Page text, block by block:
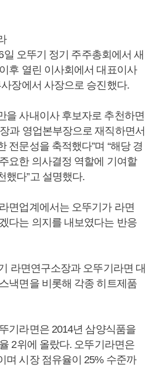
일 오뚜기 정기 주주총회에서 새
후 열린 이사회에서 대표이사
장에서 사장으로 승진했다.
을 사내이사 후보자로 추천하면
과 영업본부장으로 재직하면서
전문성을 축적했다”며 “해당 경
요한 의사결정 역할에 기여할
했다”고 설명했다.
면업계에서는 오뚜기가 라면
다는 의지를 내보였다는 반응
라면연구소장과 오뚜기라면 대
낵면을 비롯해 각종 히트제품
기라면은 2014년 삼양식품을
2위에 올랐다. 오뚜기라면은
며 시장 점유율이 25% 수준까